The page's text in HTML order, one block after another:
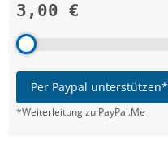
3,00 €
Per Paypal unterstützen*
*Weiterleitung zu PayPal.Me